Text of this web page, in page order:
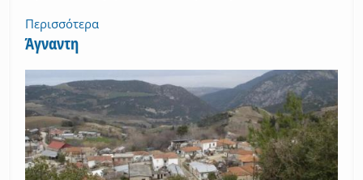
Περισσότερα
Άγναντη